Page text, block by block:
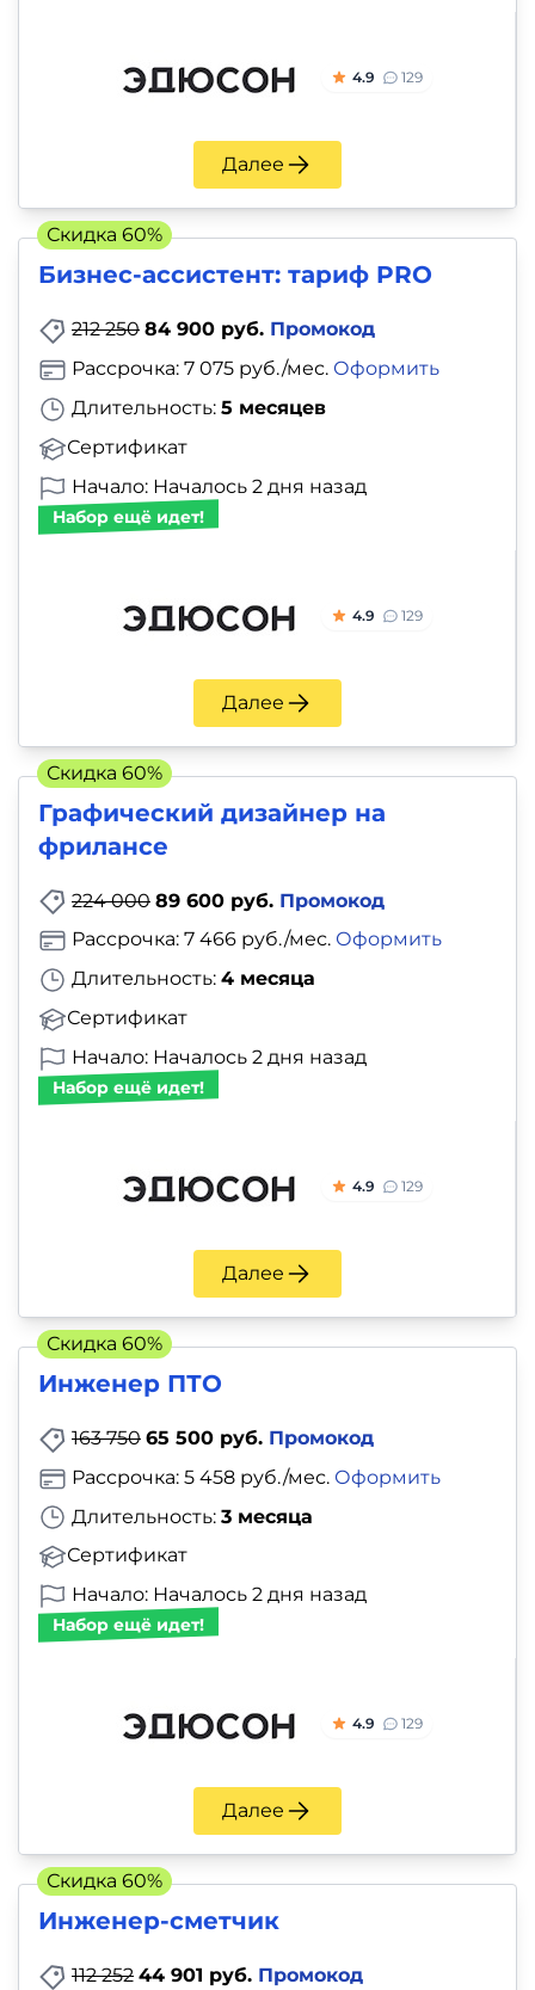
4.9 129
Далее
Бизнес-ассистент: тариф PRO
212 250 84 900 руб. Промокод
Длительность: 5 месяцев
Сертификат
Рассрочка: 7 075 руб./мес. Оформить
Начало: Началось 2 дня назад
Набор ещё идет!
4.9 129
Далее
Скидка 60%
Графический дизайнер на
фрилансе
224 000 89 600 руб. Промокод
Длительность: 4 месяца
Сертификат
Рассрочка: 7 466 руб./мес. Оформить
Начало: Началось 2 дня назад
Набор ещё идет!
4.9 129
Далее
Скидка 60%
Инженер ПТО
163 750 65 500 руб. Промокод
Длительность: 3 месяца
Сертификат
Рассрочка: 5 458 руб./мес. Оформить
Начало: Началось 2 дня назад
Набор ещё идет!
4.9 129
Далее
Скидка 60%
Инженер-сметчик
112 252 44 901 руб. Промокод
Скидка 60%
Репетиторы
на
профориентацию